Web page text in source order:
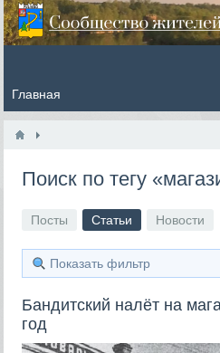
Поиск по тегу
Посты Статьи Новости
Показать фильтр
Бандитский налёт на
год